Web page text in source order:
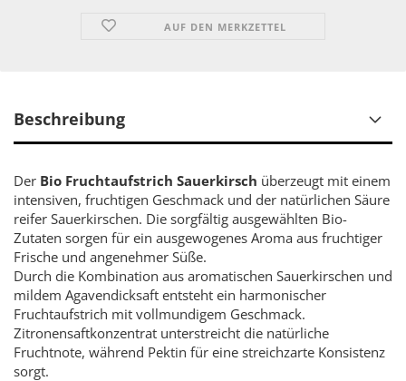
AUF DEN MERKZETTEL
Beschreibung
Der Bio Fruchtaufstrich Sauerkirsch überzeugt mit einem
intensiven, fruchtigen Geschmack und der natürlichen Säure
reifer Sauerkirschen. Die sorgfältig ausgewählten Bio-
Zutaten sorgen für ein ausgewogenes Aroma aus fruchtiger
Frische und angenehmer Süße.
Durch die Kombination aus aromatischen Sauerkirschen und
mildem Agavendicksaft entsteht ein harmonischer
Fruchtaufstrich mit vollmundigem Geschmack.
Zitronensaftkonzentrat unterstreicht die natürliche
Fruchtnote, während Pektin für eine streichzarte Konsistenz
sorgt.